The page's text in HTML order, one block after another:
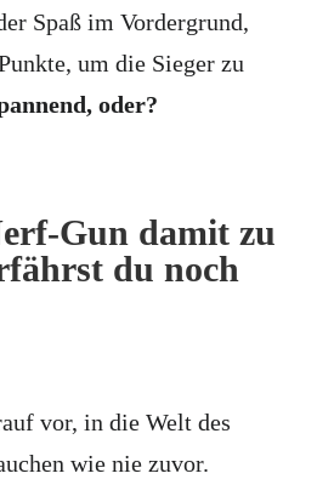
Spaß im Vordergrund,
um die Sieger zu
oder?
Gun damit zu
du noch
vor, in die Welt des
wie nie zuvor.